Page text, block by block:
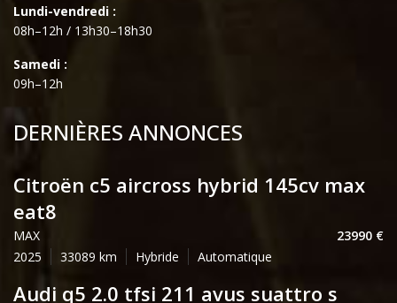
Lundi-vendredi :
08h–12h / 13h30–18h30
Samedi :
09h–12h
DERNIÈRES ANNONCES
citroën c5 aircross hybrid 145cv max
eat8
MAX
23990
2025
33089 Hybride Automatique
audi q5 2.0 tfsi 211 avus suattro s